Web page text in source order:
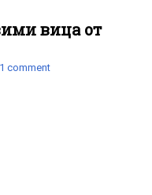
вица от
1 comment